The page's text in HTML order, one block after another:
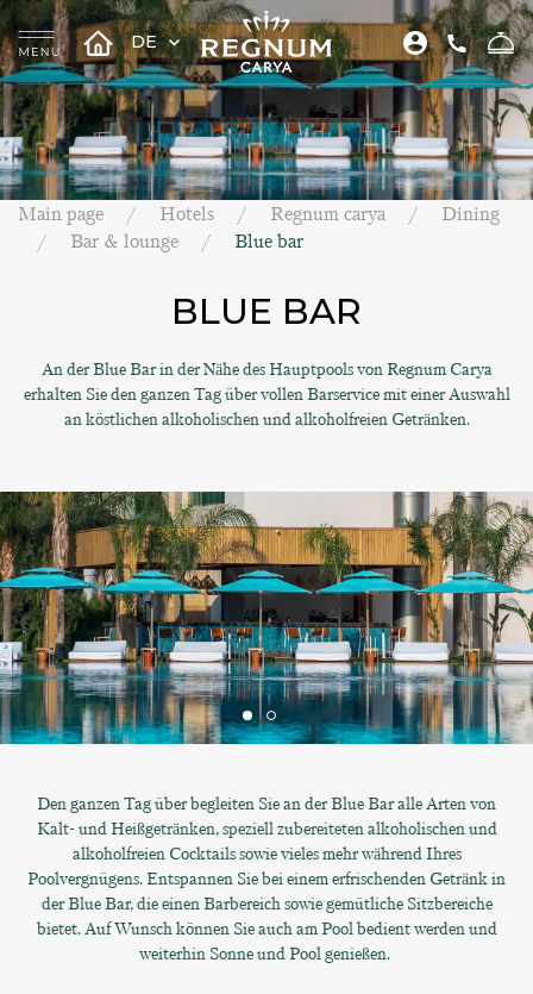
DE
Main page Hotels Regnum carya
Dining
Bar & lounge
Blue bar
BLUE BAR
An der Blue Bar in der Nähe des Hauptpools von Regnum Carya
erhalten Sie den ganzen Tag über vollen Barservice mit einer Auswahl
an köstlichen alkoholischen und alkoholfreien Getränken.
Den ganzen Tag über begleiten Sie an der Blue Bar alle Arten von
Kalt- und Heißgetränken, speziell zubereiteten alkoholischen und
alkoholfreien Cocktails sowie vieles mehr während Ihres
Poolvergnügens. Entspannen Sie bei einem erfrischenden Getränk in
der Blue Bar, die einen Barbereich sowie gemütliche Sitzbereiche
bietet. Auf Wunsch können Sie auch am Pool bedient werden und
weiterhin Sonne und Pool genießen.